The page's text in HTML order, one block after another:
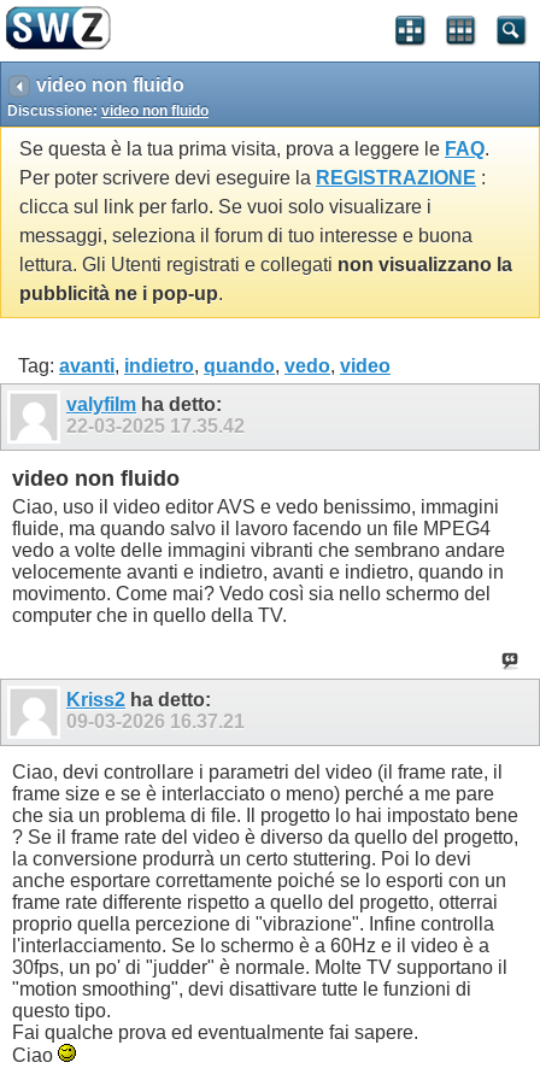
video non fluido
Discussione: video non fluido
Se questa è la tua prima visita, prova a leggere le FAQ.
Per poter scrivere devi eseguire la REGISTRAZIONE :
clicca sul link per farlo. Se vuoi solo visualizare i
messaggi, seleziona il forum di tuo interesse e buona
lettura. Gli Utenti registrati e collegati non visualizzano la
pubblicità ne i pop-up.
Tag: avanti, indietro, quando, vedo, video
valyfilm ha detto:
22-03-2025 17.35.42
video non fluido
Ciao, uso il video editor AVS e vedo benissimo, immagini
fluide, ma quando salvo il lavoro facendo un file MPEG4
vedo a volte delle immagini vibranti che sembrano andare
velocemente avanti e indietro, avanti e indietro, quando in
movimento. Come mai? Vedo così sia nello schermo del
computer che in quello della TV.
Kriss2 ha detto:
09-03-2026 16.37.21
Ciao, devi controllare i parametri del video (il frame rate, il
frame size e se è interlacciato o meno) perché a me pare
che sia un problema di file. Il progetto lo hai impostato bene
? Se il frame rate del video è diverso da quello del progetto,
la conversione produrrà un certo stuttering. Poi lo devi
anche esportare correttamente poiché se lo esporti con un
frame rate differente rispetto a quello del progetto, otterrai
proprio quella percezione di "vibrazione". Infine controlla
l'interlacciamento. Se lo schermo è a 60Hz e il video è a
30fps, un po' di "judder" è normale. Molte TV supportano il
"motion smoothing", devi disattivare tutte le funzioni di
questo tipo.
Fai qualche prova ed eventualmente fai sapere.
Ciao